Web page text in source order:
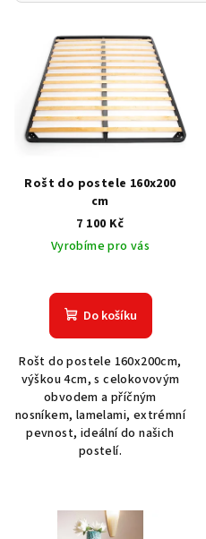
Rošt do postele 160x200
cm
7 100 Kč
Vyrobíme pro vás
Do košíku
Rošt do postele 160x200cm,
výškou 4cm, s celokovovým
obvodem a příčným
nosníkem, lamelami, extrémní
pevnost, ideální do našich
postelí.